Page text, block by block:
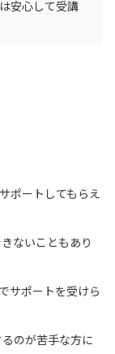
安心して受講
ポートしてもらえ
ないこともあり
サポートを受けら
のが苦手な方に